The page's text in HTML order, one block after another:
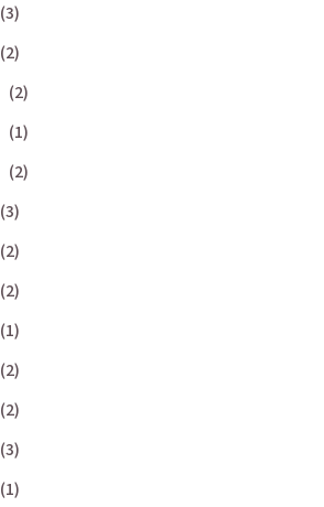
(3)
(2)
(2)
(1)
(2)
(3)
(2)
(2)
(1)
(2)
(2)
(3)
(1)